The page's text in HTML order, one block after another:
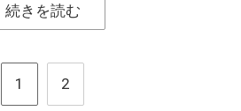
続きを読む
1 2